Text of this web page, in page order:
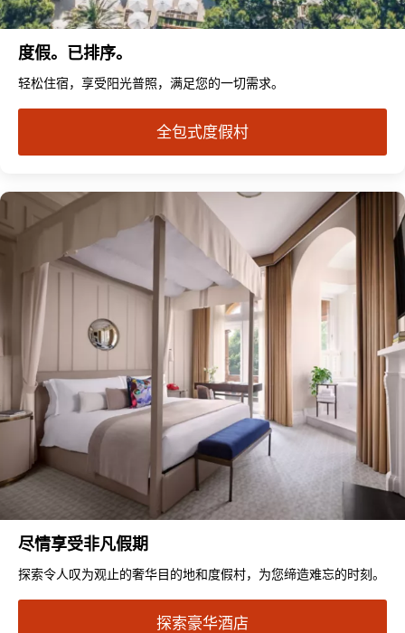
度假。已排序。
轻松住宿，享受阳光普照，满足您的一切需求。
全包式度假村
尽情享受非凡假期
探索令人叹为观止的奢华目的地和度假村，为您缔造难忘的时刻。
探索豪华酒店